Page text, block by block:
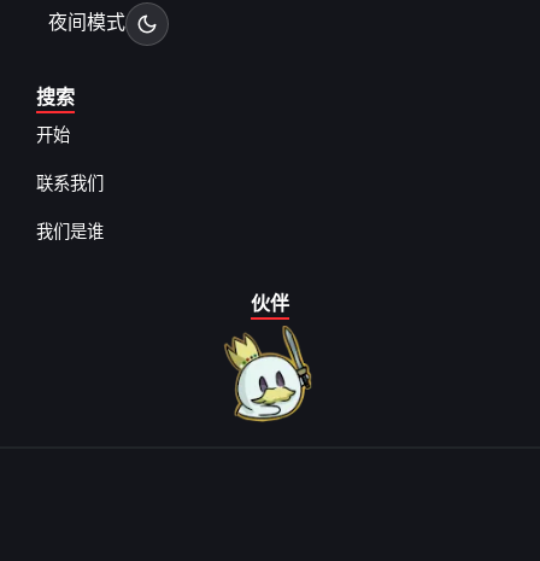
夜间模式
搜索
开始
联系我们
我们是谁
伙伴